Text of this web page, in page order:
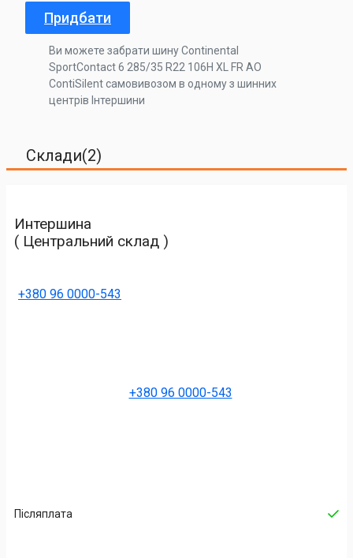
Придбати
Ви можете забрати шину Continental
SportContact 6 285/35 R22 106H XL FR AO
ContiSilent самовивозом в одному з шинних
центрів Інтершини
Склади(2)
Интершина
( Центральний склад )
+380 96 0000-543
+380 96 0000-543
Післяплата